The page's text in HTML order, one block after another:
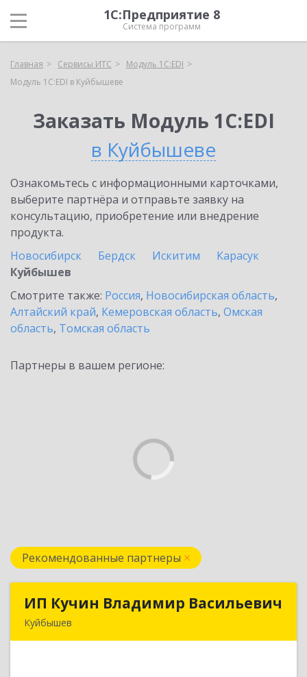
1С:Предприятие 8
Система программ
Главная Сервисы ИТС
Модуль 1C:EDI
Модуль 1C:EDI в Куйбышеве
Заказать Модуль 1C:EDI
в Куйбышеве
Ознакомьтесь с информационными карточками,
выберите партнёра и отправьте заявку на
консультацию, приобретение или внедрение
продукта.
Новосибирск
Бердск Искитим
Карасук
Куйбышев
Смотрите также: Россия, Новосибирская область,
Алтайский край, Кемеровская область, Омская
область, Томская область
Партнеры в вашем регионе:
Рекомендованные партнеры
ИП Кучин Владимир Васильевич
Куйбышев
ИП Кучин Владимир Васильевич